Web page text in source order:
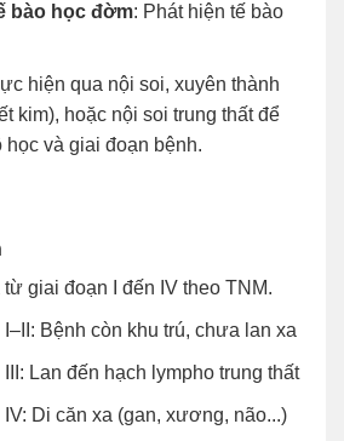
bào học đờm: Phát hiện tế bào
hiện qua nội soi, xuyên thành
kim), hoặc nội soi trung thất để
học và giai đoạn bệnh.
từ giai đoạn I đến IV theo TNM.
Bệnh còn khu trú, chưa lan xa
Lan đến hạch lympho trung thất
Di căn xa (gan, xương, não...)